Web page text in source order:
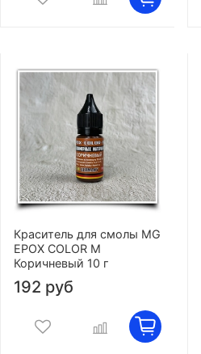
Краситель для смолы MG
EPOX COLOR M
Коричневый 10 г
192 руб